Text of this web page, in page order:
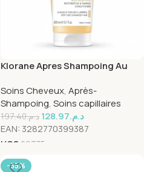
Klorane Apres Shampoing Au
Soins Cheveux, Après-
Shampoing, Soins capillaires
د.م.197.40 د.م.128.97
EAN: 3282770399387
UGS 29375
-35%